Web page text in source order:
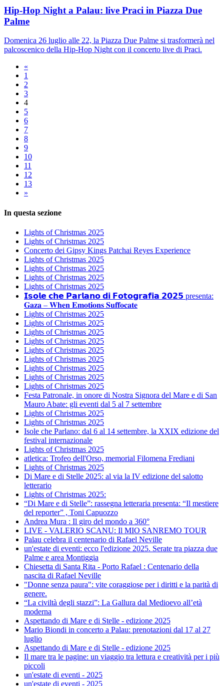
Hip-Hop Night a Palau: live Praci in Piazza Due
Palme
Domenica 26 luglio alle 22, la Piazza Due Palme si trasformerà nel
palcoscenico della Hip-Hop Night con il concerto live di Praci.
«
1
2
3
4
5
6
7
8
9
10
11
12
13
»
In questa sezione
Lights of Christmas 2025
Lights of Christmas 2025
Concerto dei Gipsy Kings Patchai Reyes Experience
Lights of Christmas 2025
Lights of Christmas 2025
Lights of Christmas 2025
Lights of Christmas 2025
𝗜𝘀𝗼𝗹𝗲 𝗰𝗵𝗲 𝗣𝗮𝗿𝗹𝗮𝗻𝗼 𝗱𝗶 𝗙𝗼𝘁𝗼𝗴𝗿𝗮𝗳𝗶𝗮 𝟮𝟬𝟮𝟱 presenta:
𝐆𝐚𝐳𝐚 – 𝐖𝐡𝐞𝐧 𝐄𝐦𝐨𝐭𝐢𝐨𝐧𝐬 𝐒𝐮𝐟𝐟𝐨𝐜𝐚𝐭𝐞
Lights of Christmas 2025
Lights of Christmas 2025
Lights of Christmas 2025
Lights of Christmas 2025
Lights of Christmas 2025
Lights of Christmas 2025
Lights of Christmas 2025
Lights of Christmas 2025
Lights of Christmas 2025
Festa Patronale, in onore di Nostra Signora del Mare e di San
Mauro Abate: gli eventi dal 5 al 7 settembre
Lights of Christmas 2025
Lights of Christmas 2025
Isole che Parlano: dal 6 al 14 settembre, la XXIX edizione del
festival internazionale
Lights of Christmas 2025
atletica: Trofeo dell'Orso, memorial Filomena Frediani
Lights of Christmas 2025
Di Mare e di Stelle 2025: al via la IV edizione del salotto
letterario
Lights of Christmas 2025:
“Di Mare e di Stelle”: rassegna letteraria presenta: “Il mestiere
del reporter” , Toni Capuozzo
Andrea Mura : Il giro del mondo a 360°
LIVE - VALERIO SCANU: Il MIO SANREMO TOUR
Palau celebra il centenario di Rafael Neville
un'estate di eventi: ecco l'edizione 2025. Serate tra piazza due
Palme e area Montiggia
Chiesetta di Santa Rita - Porto Rafael : Centenario della
nascita di Rafael Neville
"Donne senza paura": vite coraggiose per i diritti e la parità di
genere.
“La civiltà degli stazzi”: La Gallura dal Medioevo all’età
moderna
Aspettando di Mare e di Stelle - edizione 2025
Mario Biondi in concerto a Palau: prenotazioni dal 17 al 27
luglio
Aspettando di Mare e di Stelle - edizione 2025
Il mare tra le pagine: un viaggio tra lettura e creatività per i più
piccoli
un'estate di eventi - 2025
un'estate di eventi - 2025